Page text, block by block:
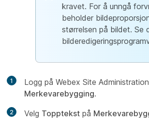
kravet. For å unngå
beholder
størrelsen på bildet. Se
1 Logg på Webex Site
Merkevarebygging.
2 Velg Topptekst på